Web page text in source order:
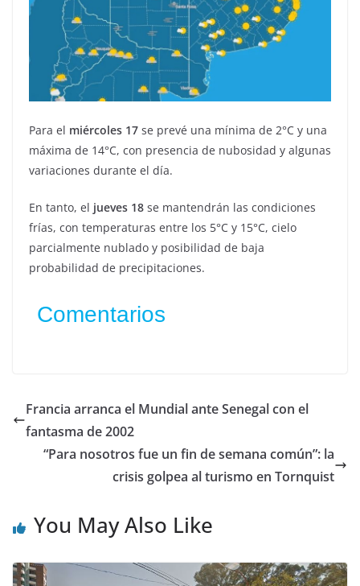
Para el miércoles 17 se prevé una mínima de 2°C y una
máxima de 14°C, con presencia de nubosidad y algunas
variaciones durante el día.
En tanto, el jueves 18 se mantendrán las condiciones
frías, con temperaturas entre los 5°C y 15°C, cielo
parcialmente nublado y posibilidad de baja
probabilidad de precipitaciones.
Comentarios
Francia arranca el Mundial ante Senegal con el
fantasma de 2002
“Para nosotros fue un fin de semana común”: la
crisis golpea al turismo en Tornquist
You May Also Like